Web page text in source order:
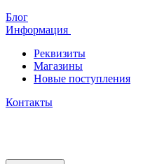
Блог
Информация
Реквизиты
Магазины
Новые поступления
Контакты